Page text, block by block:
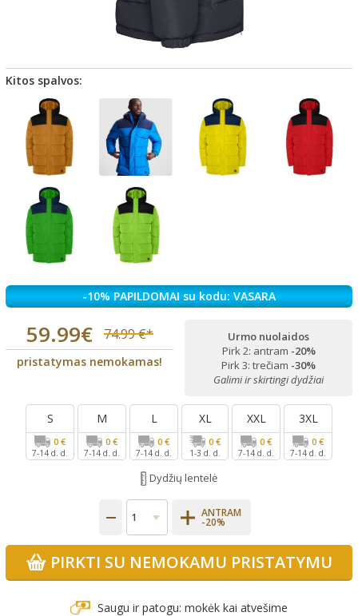
Kitos spalvos:
-10% PAPILDOMAI su kodu: VASARA
59.99€ 74.99 €*
pristatymas nemokamas!
Urmo nuolaidos
Pirk 2: antram -20%
Pirk 3: trečiam -30%
Galimi ir skirtingi dydžiai
S
0 €
7-14 d. d.
M
0 €
7-14 d. d.
L
0 €
7-14 d. d.
XL
0 €
1-3 d. d.
XXL
0 €
7-14 d. d.
3XL
0 €
7-14 d. d.
Dydžių lentelė
ANTRAM
-20%
PIRKTI SU NEMOKAMU PRISTATYMU
Saugu ir patogu: mokėk kai atvešime